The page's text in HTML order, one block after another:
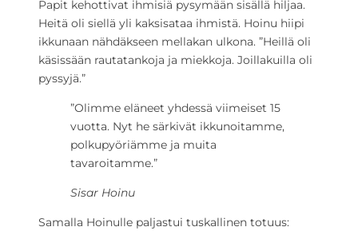
Papit kehottivat ihmisiä pysymään sisällä hiljaa.
Heitä oli siellä yli kaksisataa ihmistä. Hoinu hiipi
ikkunaan nähdäkseen mellakan ulkona. ”Heillä oli
käsissään rautatankoja ja miekkoja. Joillakuilla oli
pyssyjä.”
”Olimme eläneet yhdessä viimeiset 15
vuotta. Nyt he särkivät ikkunoitamme,
polkupyöriämme ja muita
tavaroitamme.”
Sisar Hoinu
Samalla Hoinulle paljastui tuskallinen totuus: